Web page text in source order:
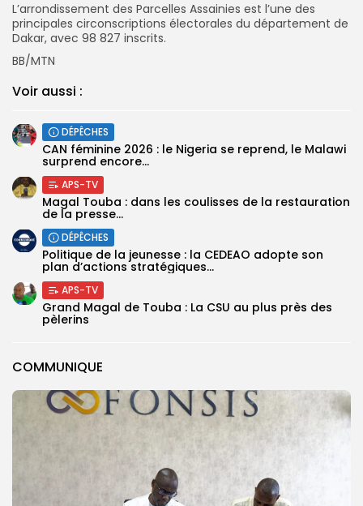
COMMUNIQUE
L’arrondissement des Parcelles Assainies est l’une des
principales circonscriptions électorales du département de
Dakar, avec 98 827 inscrits.
BB/MTN
Voir aussi :
DÉPÊCHES
‎CAN féminine 2026 : le Nigeria se reprend, le Malawi
surprend encore...
APS-TV
Magal Touba : dans les coulisses de la restauration
de la presse...
DÉPÊCHES
Politique de la jeunesse : la CEDEAO adopte son
plan d’actions stratégiques...
APS-TV
Grand Magal de Touba : La CSU au plus près des
pèlerins